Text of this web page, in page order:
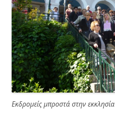
Εκδρομείς μπροστά στην